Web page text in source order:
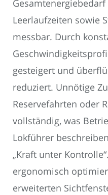
Leerlaufzeiten sowie
messbar. Durch
gesteigert und
reduziert. Unnötige
Reservefahrten oder
vollständig, was
Lokführer
„Kraft unter
ergonomisch
erweiterten